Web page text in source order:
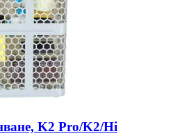
K2 Pro/K2/Hi